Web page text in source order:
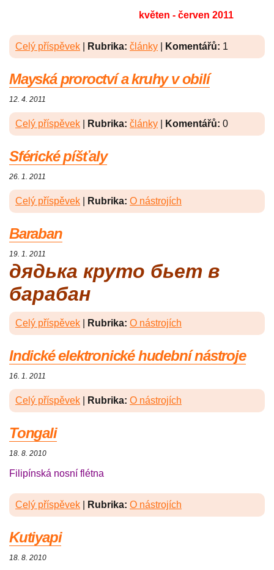
květen - červen 2011
Celý příspěvek Rubrika: články Komentářů: 1
Mayská proroctví a kruhy v obilí
12. 4. 2011
Celý příspěvek Rubrika: články Komentářů: 0
Sférické píšťaly
26. 1. 2011
Celý příspěvek Rubrika: O nástrojích
Baraban
19. 1. 2011
дядька круто бьет в
барабан
Celý příspěvek Rubrika: O nástrojích
Indické elektronické hudební nástroje
16. 1. 2011
Celý příspěvek Rubrika: O nástrojích
Tongali
18. 8. 2010
Filipínská nosní flétna
Celý příspěvek Rubrika: O nástrojích
Kutiyapi
18. 8. 2010